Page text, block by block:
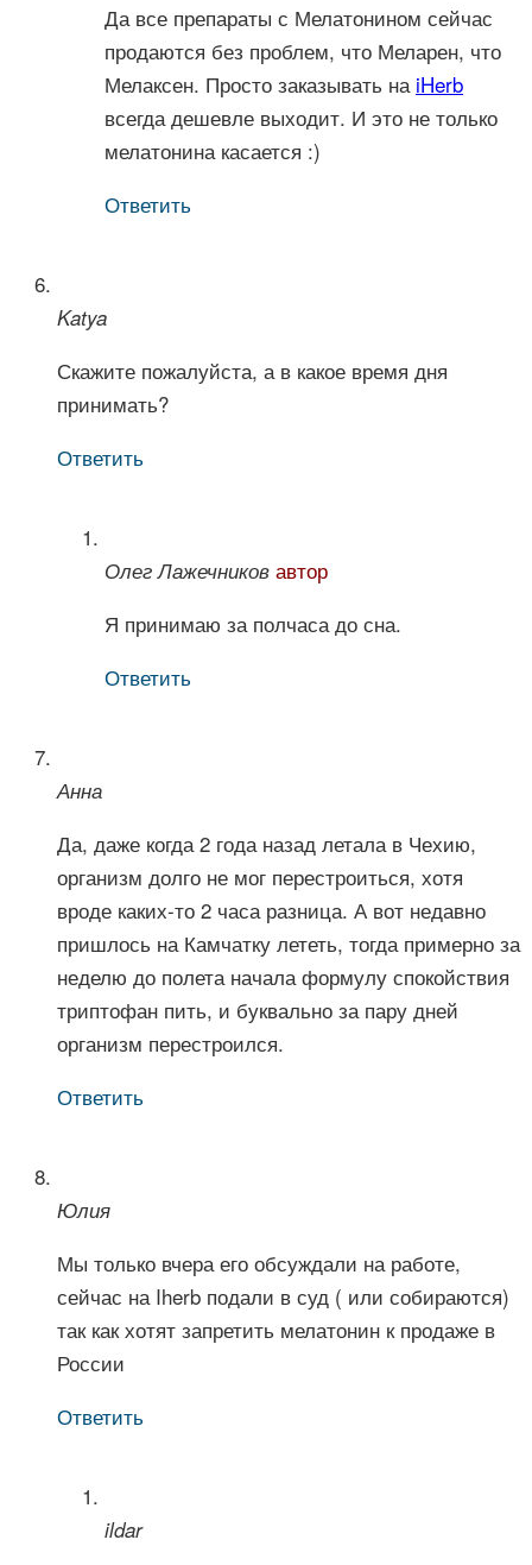
Да все препараты с Мелатонином сейчас
продаются без проблем, что Меларен, что
Мелаксен. Просто заказывать на iHerb
всегда дешевле выходит. И это не только
мелатонина касается :)
Ответить
Katya
Скажите пожалуйста, а в какое время дня
принимать?
Ответить
Олег Лажечников автор
Я принимаю за полчаса до сна.
Ответить
Анна
Да, даже когда 2 года назад летала в Чехию,
организм долго не мог перестроиться, хотя
вроде каких-то 2 часа разница. А вот недавно
пришлось на Камчатку лететь, тогда примерно за
неделю до полета начала формулу спокойствия
триптофан пить, и буквально за пару дней
организм перестроился.
Ответить
Юлия
Мы только вчера его обсуждали на работе,
сейчас на Iherb подали в суд ( или собираются)
так как хотят запретить мелатонин к продаже в
России
Ответить
ildar